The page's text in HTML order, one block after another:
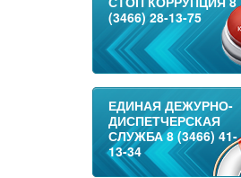
(3466) 28-13-75
ЕДИНАЯ ДЕЖУРНО-
ДИСПЕТЧЕРСКАЯ
СЛУЖБА 8 (3466) 41-
13-34